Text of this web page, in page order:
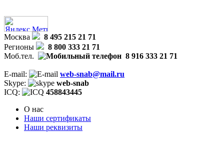
Москва
8 495 215 21 71
Регионы
8 800 333 21 71
Моб.тел.
8 916 333 21 71
E-mail:
web-snab@mail.ru
Skype:
web-snab
ICQ:
458843445
О нас
Наши сертификаты
Наши реквизиты